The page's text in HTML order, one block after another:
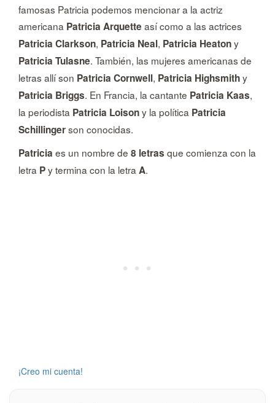
famosas Patricia podemos mencionar a la actriz
americana Patricia Arquette así como a las actrices
Patricia Clarkson, Patricia Neal, Patricia Heatony
Patricia Tulasne. También, las mujeres americanas de
letras allí son Patricia Cornwell, Patricia Highsmithy
Patricia Briggs. En Francia, la cantante Patricia Kaas,
la periodista Patricia Loisony la política Patricia
Schillingerson conocidas.
Patricia es un nombre de 8 letras que comienza con la
letra Py termina con la letra A.
¡Creo mi cuenta!